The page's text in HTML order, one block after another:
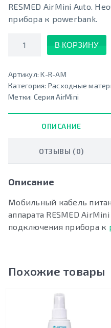
RESMED AirMini Auto.
прибора к powerbank.
Количество
В КОРЗИНУ
Артикул:K-R-AM
Категория: Расходные
Метки: Серия AirMini
ОПИСАНИЕ
ОТЗЫВЫ (0)
Описание
Мобильный кабель
аппарата RESMED
подключения прибора к
Похожие товары